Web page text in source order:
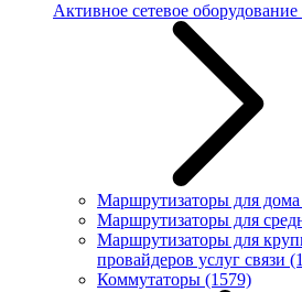
Активное сетевое оборудование
Маршрутизаторы для
Маршрутизаторы для
Маршрутизаторы для
провайдеров услуг связи
Коммутаторы (1579)